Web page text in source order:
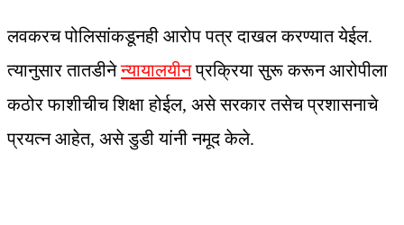
लवकरच पोलिसांकडूनही आरोप पत्र दाखल करण्यात येईल.
त्यानुसार तातडीनेन्यायालयीनप्रक्रिया सुरू करून आरोपीला
कठोर फाशीचीच शिक्षा होईल, असे सरकार तसेच प्रशासनाचे
प्रयत्न आहेत, असे डुडी यांनी नमूद केले.